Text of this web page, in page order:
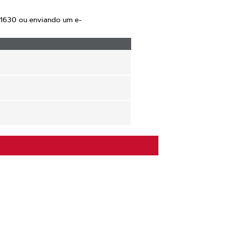
ou enviando um e-